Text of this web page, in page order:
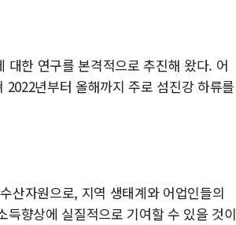
대한 연구를 본격적으로 추진해 왔다. 어
년부터 올해까지 주로 섬진강 하류를
산자원으로, 지역 생태계와 어업인들의
향상에 실질적으로 기여할 수 있을 것이